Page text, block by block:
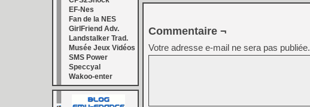
EF-Nes
Fan de la NES
GirlFriend Adv.
Landstalker Trad.
Musée Jeux Vidéos
SMS Power
Speccyal
Wakoo-enter
Commentaire ¬
Votre adresse e-mail ne sera pas publiée.